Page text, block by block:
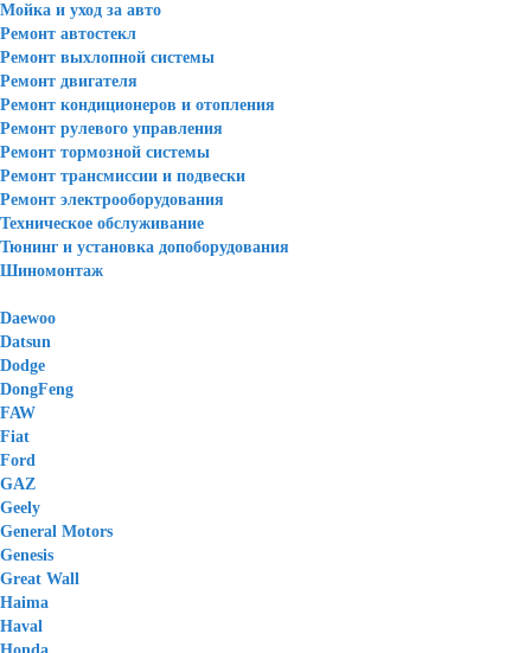
Мойка и уход за авто
Ремонт автостекл
Ремонт выхлопной системы
Ремонт двигателя
Ремонт кондиционеров и отопления
Ремонт рулевого управления
Ремонт тормозной системы
Ремонт трансмиссии и подвески
Ремонт электрооборудования
Техническое обслуживание
Тюнинг и установка допоборудования
Шиномонтаж
Daewoo
Datsun
Dodge
DongFeng
FAW
Fiat
Ford
GAZ
Geely
General Motors
Genesis
Great Wall
Haima
Haval